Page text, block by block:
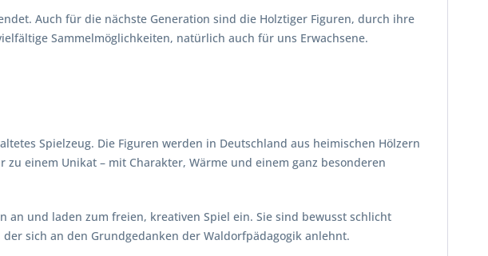
Auch für die nächste Generation sind die Holztiger Figuren, durch ihre
Sammelmöglichkeiten, natürlich auch für uns Erwachsene.
Spielzeug. Die Figuren werden in Deutschland aus heimischen Hölzern
einem Unikat – mit Charakter, Wärme und einem ganz besonderen
an und laden zum freien, kreativen Spiel ein. Sie sind bewusst schlicht
sich an den Grundgedanken der Waldorfpädagogik anlehnt.